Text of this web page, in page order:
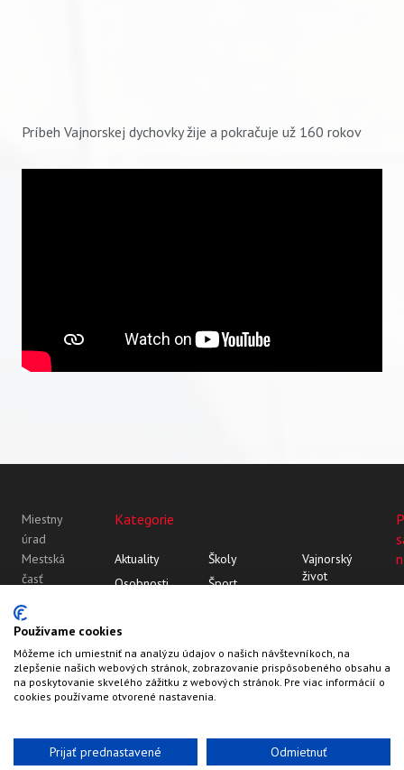
Príbeh Vajnorskej dychovky žije a pokračuje už 160 rokov
Miestny
úrad
Mestská
časť
Vajnory
Roľnícka
109
83107
Bratislava
Kategorie
Aktuality
Osobnosti
Školy
Šport
Vajnorský
život
Používame cookies
Môžeme ich umiestniť na analýzu údajov o našich návštevníkoch, na
zlepšenie našich webových stránok, zobrazovanie prispôsobeného obsahu a
na poskytovanie skvelého zážitku z webových stránok. Pre viac informácií o
cookies používame otvorené nastavenia.
Prijať prednastavené Odmietnuť